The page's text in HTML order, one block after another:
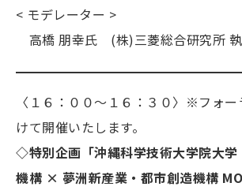
< モデレーター >
高橋 朋幸氏 (株)三菱総合研究所
〈１６：００～１６：３０〉※フォ
けて開催いたします。
◇特別企画「沖縄科学技術大学院大
機構 × 夢洲新産業・都市創造機構